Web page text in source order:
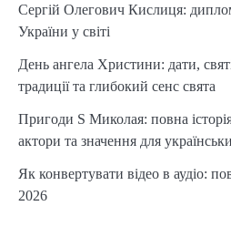
Сергій Олегович Кислиця:
України у світі
День ангела Христини: дати,
традиції та глибокий сенс свята
Пригоди S Миколая: повна
актори та значення для
Як конвертувати відео в аудіо:
2026